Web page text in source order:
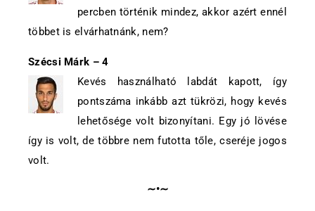
percben történik mindez, akkor azért ennél
többet is elvárhatnánk, nem?
Szécsi Márk – 4
Kevés használható labdát kapott, így
pontszáma inkább azt tükrözi, hogy kevés
lehetősége volt bizonyítani. Egy jó lövése
így is volt, de többre nem futotta tőle, cseréje jogos
volt.
∼•∼